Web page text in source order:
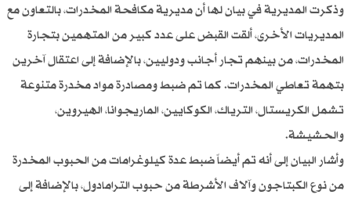
وذكرت المديرية في بيان لها أن مديرية مكافحة المخدرات، بالتعاون مع
المديريات الأخرى، ألقت القبض على عدد كبير من المتهمين بتجارة
المخدرات، من بينهم تجار أجانب ودوليين، بالإضافة إلى اعتقال آخرين
بتهمة تعاطي المخدرات. كما تم ضبط ومصادرة مواد مخدرة متنوعة
تشمل الكريستال، الترياك، الكوكايين، الماريجوانا، الهيروين،
والحشيشة.
وأشار البيان إلى أنه تم أيضاً ضبط عدة كيلوغرامات من الحبوب المخدرة
من نوع الكبتاجون وآلاف الأشرطة من حبوب الترامادول، بالإضافة إلى